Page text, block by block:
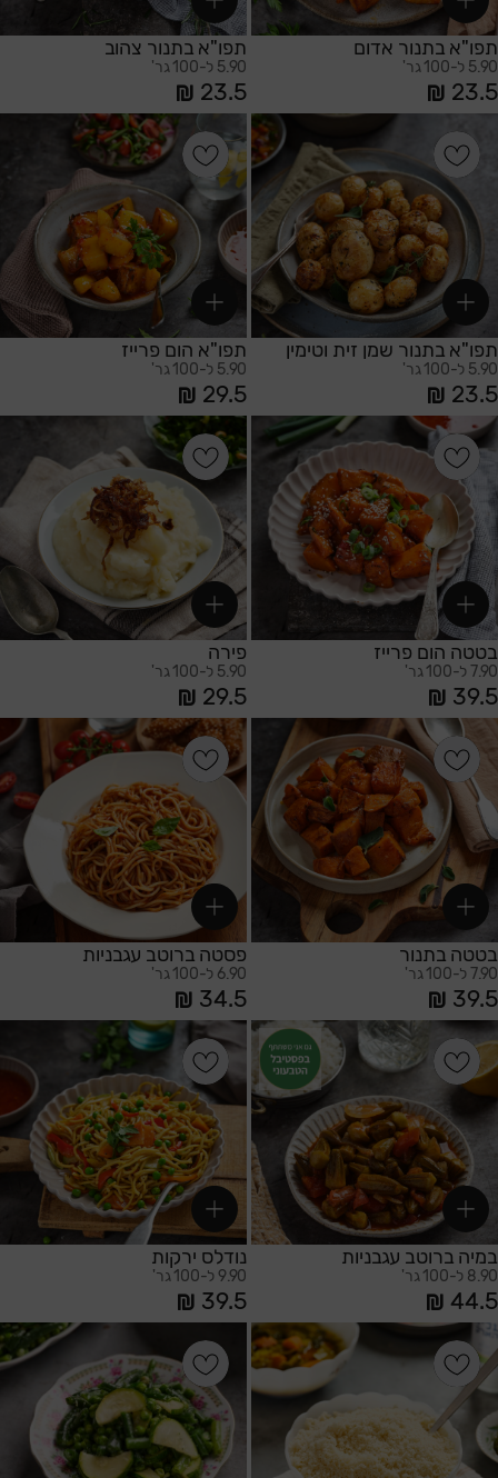
תפו"א בתנור אדום
5.90 ל-100 גר'
23.5
תפו"א בתנור צהוב
5.90 ל-100 גר'
23.5
תפו"א בתנור שמן זית וטימין
5.90 ל-100 גר'
23.5
הוספה לסל
תפו"א הום פרייז
5.90 ל-100 גר'
29.5
הוספה לסל
בטטה הום פרייז
7.90 ל-100 גר'
39.5
הוספה לסל
פירה
5.90 ל-100 גר'
29.5
הוספה לסל
בטטה בתנור
7.90 ל-100 גר'
39.5
הוספה לסל
פסטה ברוטב עגבניות
6.90 ל-100 גר'
34.5
הוספה לסל
במיה ברוטב עגבניות
8.90 ל-100 גר'
44.5
הוספה לסל
נודלס ירקות
9.90 ל-100 גר'
39.5
הוספה לסל הוספה לסל